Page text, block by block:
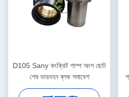
D105 Sany কংক্রিট পাম্প অংশ ছোট
শেষ ভারবহন ব্লক সমাবেশ